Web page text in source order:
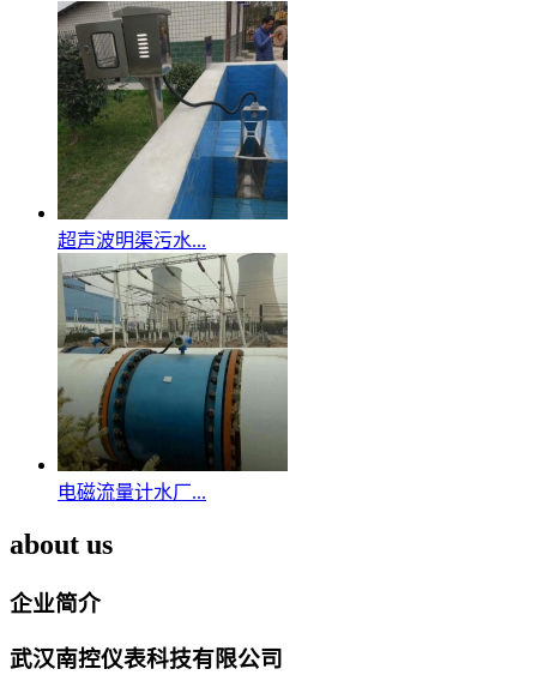
超声波明渠污水...
电磁流量计水厂...
about us
企业简介
武汉南控仪表科技有限公司